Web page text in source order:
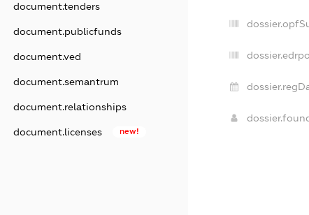
document.tenders
document.publicfunds
document.ved
document.semantrum
document.relationships
document.licenses new!